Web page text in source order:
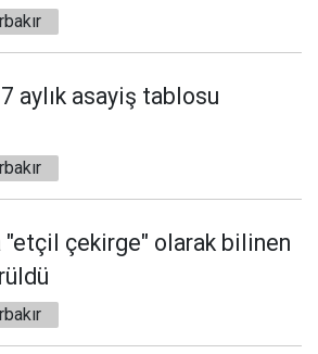
7 aylık asayiş tablosu
"etçil çekirge" olarak bilinen